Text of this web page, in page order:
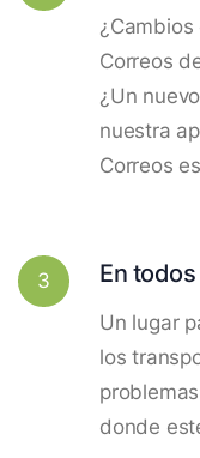
Correos
¿Un
nuestra
Correos
3 En
Un lugar
los
donde